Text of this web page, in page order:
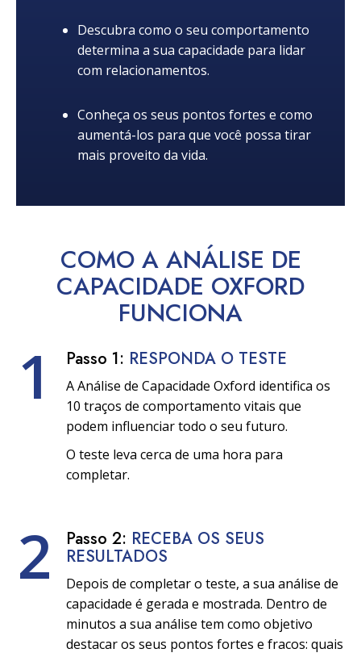
Descubra como o seu comportamento
determina a sua capacidade para lidar
com relacionamentos.
Conheça os seus pontos fortes e como
aumentá-los para que você possa tirar
mais proveito da vida.
COMO A ANÁLISE DE
CAPACIDADE OXFORD
FUNCIONA
1 Passo 1: RESPONDA O TESTE
A Análise de Capacidade Oxford identifica os
10 traços de comportamento vitais que
podem influenciar todo o seu futuro.
O teste leva cerca de uma hora para
completar.
2 Passo 2: RECEBA OS SEUS
RESULTADOS
Depois de completar o teste, a sua análise de
capacidade é gerada e mostrada. Dentro de
minutos a sua análise tem como objetivo
destacar os seus pontos fortes e fracos: quais